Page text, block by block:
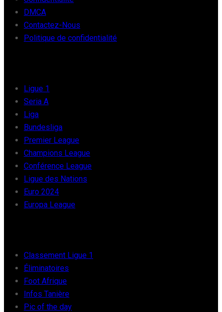
DMCA
Contactez-Nous
Politique de confidentialité
Ligue 1
Seria A
Liga
Bundesliga
Premier League
Champions League
Conférence League
Ligue des Nations
Euro 2024
Europa League
Classement Ligue 1
Éliminatoires
Foot Afrique
Infos Tanière
Pic of the day